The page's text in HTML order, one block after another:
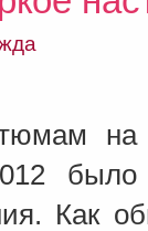
на
Как